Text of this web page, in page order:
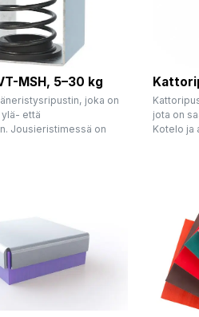
MSH, 5–30 kg
joka on
että
Jousieristimessä on
jota on
Kotelo ja